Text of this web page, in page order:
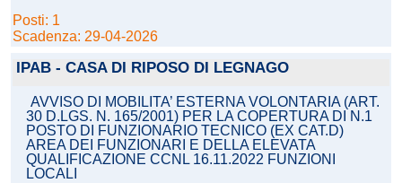
Posti: 1
Scadenza: 29-04-2026
IPAB - CASA DI RIPOSO DI LEGNAGO
AVVISO DI MOBILITA’ ESTERNA VOLONTARIA (ART.
30 D.LGS. N. 165/2001) PER LA COPERTURA DI N.1
POSTO DI FUNZIONARIO TECNICO (EX CAT.D)
AREA DEI FUNZIONARI E DELLA ELEVATA
QUALIFICAZIONE CCNL 16.11.2022 FUNZIONI
LOCALI